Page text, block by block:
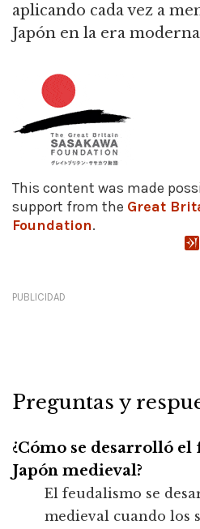
aplicando cada vez a
Japón en la era
This content was made
support from the Great
Foundation.
PUBLICIDAD
Preguntas y
¿Cómo se desarrolló
Japón medieval?
El feudalismo se
medieval cuando los